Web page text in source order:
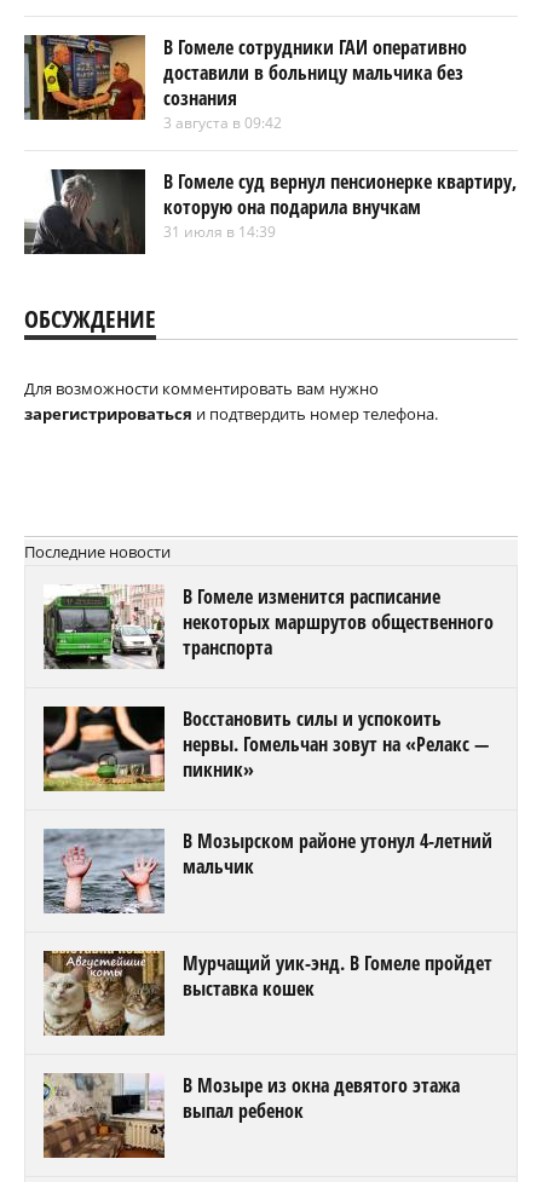
В Гомеле сотрудники ГАИ оперативно
доставили в больницу мальчика без
сознания
3 августа в 09:42
В Гомеле суд вернул пенсионерке квартиру,
которую она подарила внучкам
31 июля в 14:39
ОБСУЖДЕНИЕ
Для возможности комментировать вам нужно
зарегистрироваться и подтвердить номер телефона.
Последние новости
В Гомеле изменится расписание
некоторых маршрутов общественного
транспорта
Восстановить силы и успокоить
нервы. Гомельчан зовут на «Релакс —
пикник»
В Мозырском районе утонул 4-летний
мальчик
Мурчащий уик-энд. В Гомеле пройдет
выставка кошек
В Мозыре из окна девятого этажа
выпал ребенок